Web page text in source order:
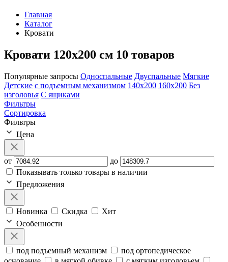
Главная
Каталог
Кровати
Кровати 120х200 см 10 товаров
Популярные запросы Односпальные Двуспальные Мягкие
Детские с подъемным механизмом 140х200 160х200 Без
изголовья С ящиками
Фильтры
Сортировка
Фильтры
Цена
от
до
Показывать только товары в наличии
Предложения
Новинка Скидка
Хит
Особенности
под подъемный механизм
под ортопедическое